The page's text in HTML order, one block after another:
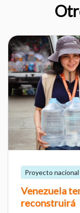
Proyecto nacional
Venezuela
reconstruirá